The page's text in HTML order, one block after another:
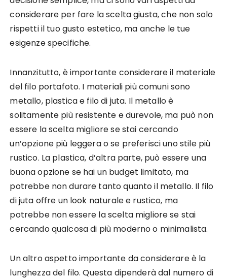
considerare per fare la scelta giusta, che non solo
rispetti il tuo gusto estetico, ma anche le tue
esigenze specifiche.
Innanzitutto, è importante considerare il materiale
del filo portafoto. I materiali più comuni sono
metallo, plastica e filo di juta. Il metallo è
solitamente più resistente e durevole, ma può non
essere la scelta migliore se stai cercando
un’opzione più leggera o se preferisci uno stile più
rustico. La plastica, d’altra parte, può essere una
buona opzione se hai un budget limitato, ma
potrebbe non durare tanto quanto il metallo. Il filo
di juta offre un look naturale e rustico, ma
potrebbe non essere la scelta migliore se stai
cercando qualcosa di più moderno o minimalista.
Un altro aspetto importante da considerare è la
lunghezza del filo. Questa dipenderà dal numero di